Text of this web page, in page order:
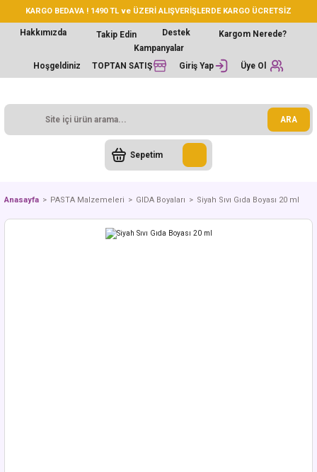
KARGO BEDAVA ! 1490 TL ve ÜZERİ ALIŞVERİŞLERDE KARGO ÜCRETSİZ
Hakkımızda Takip Edin Destek
Kargom Nerede?
Kampanyalar
Hoşgeldiniz
TOPTAN SATIŞ Giriş Yap Üye Ol
ARA
Sepetim
Anasayfa PASTA Malzemeleri GIDA Boyaları Siyah Sıvı Gıda Boyası 20 ml